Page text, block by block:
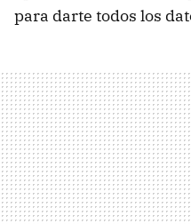
para darte todos los